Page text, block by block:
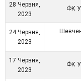
28 Червня,
2023
ФК
24 Червня,
2023
17 Червня,
2023
ФК